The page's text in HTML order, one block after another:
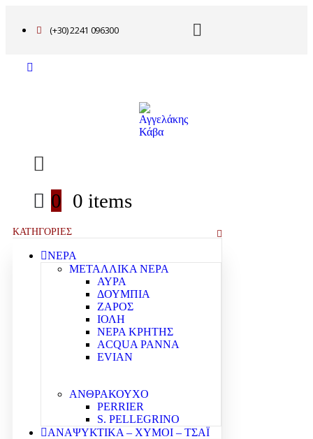
(+30) 2241 096300
0 0 items
ΚΑΤΗΓΟΡΙΕΣ
ΝΕΡΑ
ΜΕΤΑΛΛΙΚΑ ΝΕΡΑ
ΑΥΡΑ
ΔΟΥΜΠΙΑ
ΖΑΡΟΣ
ΙΟΛΗ
ΝΕΡΑ ΚΡΗΤΗΣ
ACQUA PANNA
EVIAN
ΑΝΘΡΑΚΟΥΧΟ
PERRIER
S. PELLEGRINO
ΑΝΑΨΥΚΤΙΚΑ – ΧΥΜΟΙ – ΤΣΑΪ